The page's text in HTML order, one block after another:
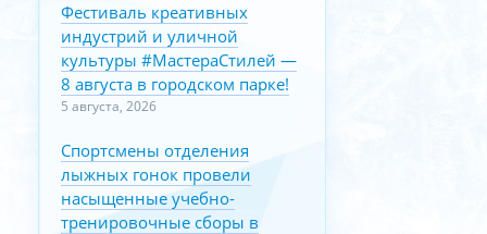
Фестиваль креативных
индустрий и уличной
культуры #МастераСтилей —
8 августа в городском парке!
5 августа, 2026
Спортсмены отделения
лыжных гонок провели
насыщенные учебно-
тренировочные сборы в